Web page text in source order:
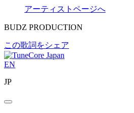
アーティストページへ
BUDZ PRODUCTION
この歌詞をシェア
EN
JP